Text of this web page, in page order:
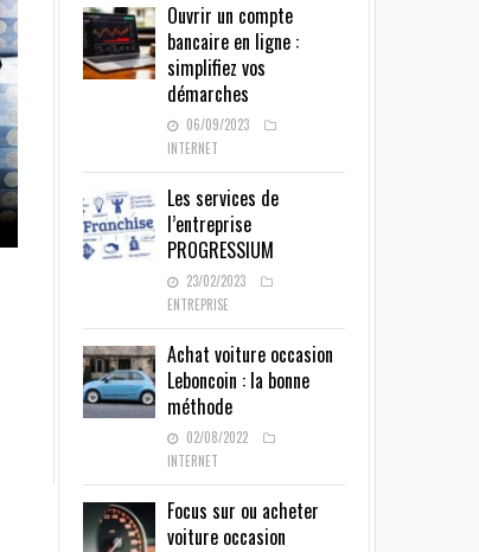
Ouvrir un compte
bancaire en ligne :
simplifiez vos
démarches
06/09/2023
INTERNET
Les services de
l’entreprise
PROGRESSIUM
23/02/2023
ENTREPRISE
Achat voiture occasion
Leboncoin : la bonne
méthode
02/08/2022
INTERNET
Focus sur ou acheter
voiture occasion